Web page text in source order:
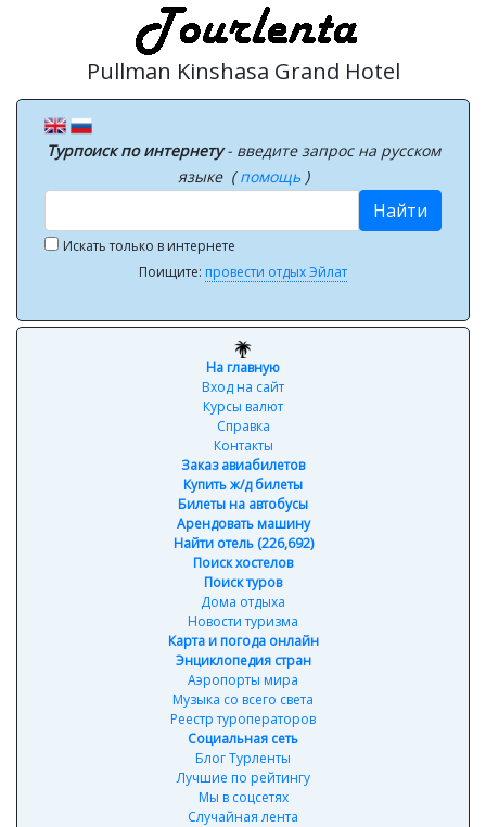
Pullman Kinshasa Grand Hotel
Турпоиск по интернету- введите запрос на русском
языке (помощь )
Найти
Искать только в интернете
Поищите: провести отдых Эйлат
На главную
Вход на сайт
Курсы валют
Справка
Контакты
Заказ авиабилетов
Купить ж/д билеты
Билеты на автобусы
Арендовать машину
Найти отель (226,692)
Поиск хостелов
Поиск туров
Дома отдыха
Новости туризма
Карта и погода онлайн
Энциклопедия стран
Аэропорты мира
Музыка со всего света
Реестр туроператоров
Социальная сеть
Блог Турленты
Лучшие по рейтингу
Мы в соцсетях
Случайная лента